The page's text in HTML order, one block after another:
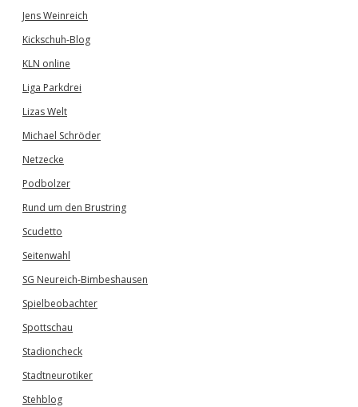
Jens Weinreich
Kickschuh-Blog
KLN online
Liga Parkdrei
Lizas Welt
Michael Schröder
Netzecke
Podbolzer
Rund um den Brustring
Scudetto
Seitenwahl
SG Neureich-Bimbeshausen
Spielbeobachter
Spottschau
Stadioncheck
Stadtneurotiker
Stehblog